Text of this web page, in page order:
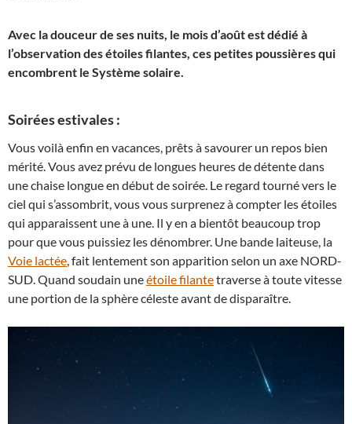
Avec la douceur de ses nuits, le mois d’août est dédié à
l’observation des étoiles filantes, ces petites poussières qui
encombrent le Système solaire.
Soirées estivales :
Vous voilà enfin en vacances, prêts à savourer un repos bien
mérité. Vous avez prévu de longues heures de détente dans
une chaise longue en début de soirée. Le regard tourné vers le
ciel qui s’assombrit, vous vous surprenez à compter les étoiles
qui apparaissent une à une. Il y en a bientôt beaucoup trop
pour que vous puissiez les dénombrer. Une bande laiteuse, la
Voie lactée, fait lentement son apparition selon un axe NORD-
SUD. Quand soudain uneétoile filantetraverse à toute vitesse
une portion de la sphère céleste avant de disparaître.